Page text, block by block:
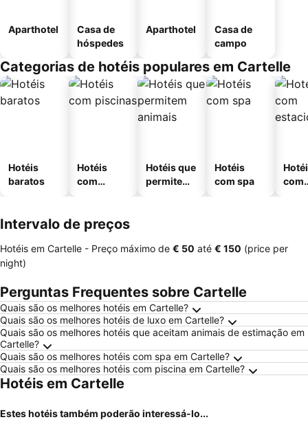
Aparthotel
Casa de
hóspedes
Aparthotel
Casa de
campo
Categorias de hotéis populares em Cartelle
Hotéis
baratos
Hotéis
com
Hotéis que
permitem
Hotéis
com spa
com
Intervalo de preços
Hotéis em Cartelle - Preço máximo de ‎€ 50 até ‎€ 150 (price per
night)
Perguntas Frequentes sobre Cartelle
Quais são os melhores hotéis em Cartelle?
Quais são os melhores hotéis de luxo em Cartelle?
Quais são os melhores hotéis que aceitam animais de estimação em
Cartelle?
Quais são os melhores hotéis com spa em Cartelle?
Quais são os melhores hotéis com piscina em Cartelle?
Hotéis em Cartelle
Estes hotéis também poderão interessá-lo...